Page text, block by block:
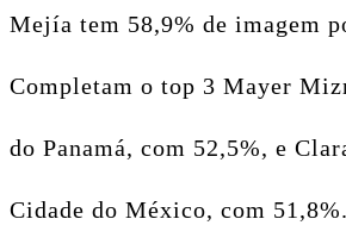
Mejía tem 58,9% de imagem
Completam o top 3 Mayer
do Panamá, com 52,5%, e
Cidade do México, com